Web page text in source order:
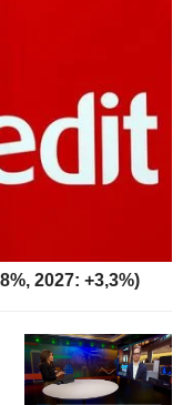
2027: +3,3%)